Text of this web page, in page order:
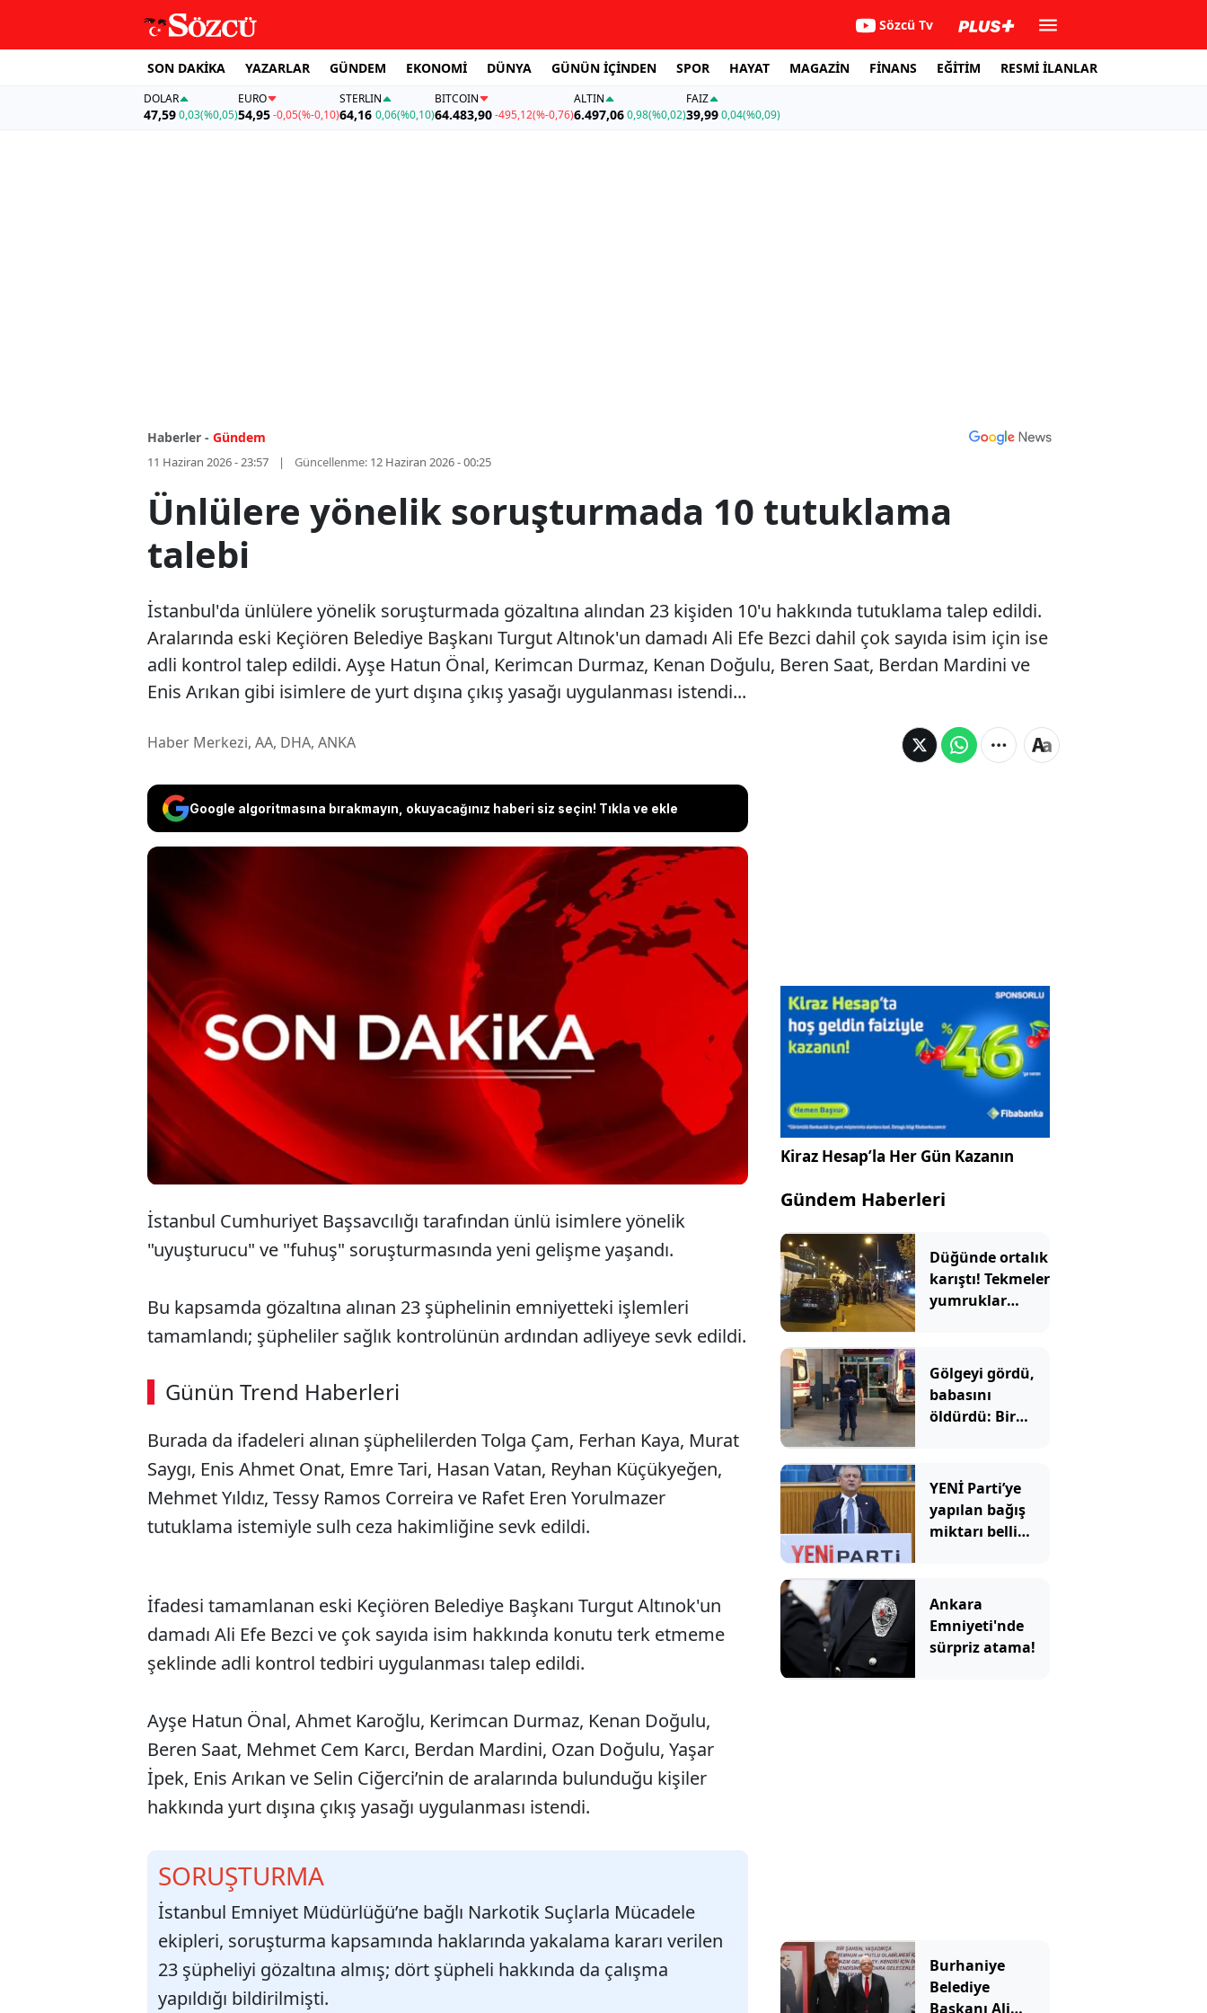
Sözcü Tv
SON DAKİKA YAZARLAR GÜNDEM EKONOMİ DÜNYA GÜNÜN İÇİNDEN SPOR HAYAT MAGAZİN FİNANS EĞİTİM RESMİ İLANLAR
DOLAR
47,590,03(%0,05)
EURO
54,95 -0,05(%-0,10)
STERLIN
64,16 0,06(%0,10)
BITCOIN
64.483,90-495,12(%-0,76)
ALTIN
6.497,060,98(%0,02)
FAİZ
39,990,04(%0,09)
Haberler - Gündem
11 Haziran 2026 - 23:57 Güncellenme: 12 Haziran 2026 - 00:25
Ünlülere yönelik soruşturmada 10 tutuklama
talebi
İstanbul'da ünlülere yönelik soruşturmada gözaltına alından 23 kişiden 10'u hakkında tutuklama talep edildi.
Aralarında eski Keçiören Belediye Başkanı Turgut Altınok'un damadı Ali Efe Bezci dahil çok sayıda isim için ise
adli kontrol talep edildi. Ayşe Hatun Önal, Kerimcan Durmaz, Kenan Doğulu, Beren Saat, Berdan Mardini ve
Enis Arıkan gibi isimlere de yurt dışına çıkış yasağı uygulanması istendi...
Haber Merkezi, AA, DHA, ANKA
Google algoritmasına bırakmayın, okuyacağınız haberi siz seçin! Tıkla ve ekle
İstanbul'da ünlülere yönelik soruşturmada gözaltına alından 23 kişiden
10'u hakkında tutuklama talep edildi. Aralarında eski Keçiören Belediye
Başkanı Turgut Altınok'un damadı Ali Efe Bezci dahil çok sayıda isim için
ise adli kontrol talep edildi. Ayşe Hatun Önal, Kerimcan Durmaz, Kenan
Doğulu, Beren Saat, Berdan Mardini ve Enis Arıkan gibi isimlere de yurt
dışına çıkış yasağı uygulanması istendi...
İstanbul Cumhuriyet Başsavcılığı tarafından ünlü isimlere yönelik
"uyuşturucu" ve "fuhuş" soruşturmasında yeni gelişme yaşandı.
Bu kapsamda gözaltına alınan 23 şüphelinin emniyetteki işlemleri
tamamlandı; şüpheliler sağlık kontrolünün ardından adliyeye sevk edildi.
Günün Trend Haberleri
Burada da ifadeleri alınan şüphelilerden Tolga Çam, Ferhan Kaya, Murat
Saygı, Enis Ahmet Onat, Emre Tari, Hasan Vatan, Reyhan Küçükyeğen,
Mehmet Yıldız, Tessy Ramos Correira ve Rafet Eren Yorulmazer
tutuklama istemiyle sulh ceza hakimliğine sevk edildi.
İfadesi tamamlanan eski Keçiören Belediye Başkanı Turgut Altınok'un
damadı Ali Efe Bezci ve çok sayıda isim hakkında konutu terk etmeme
şeklinde adli kontrol tedbiri uygulanması talep edildi.
Ayşe Hatun Önal, Ahmet Karoğlu, Kerimcan Durmaz, Kenan Doğulu,
Beren Saat, Mehmet Cem Karcı, Berdan Mardini, Ozan Doğulu, Yaşar
İpek, Enis Arıkan ve Selin Ciğerci’nin de aralarında bulunduğu kişiler
hakkında yurt dışına çıkış yasağı uygulanması istendi.
SORUŞTURMA
İstanbul Emniyet Müdürlüğü’ne bağlı Narkotik Suçlarla Mücadele
ekipleri, soruşturma kapsamında haklarında yakalama kararı verilen
23 şüpheliyi gözaltına almış; dört şüpheli hakkında da çalışma
yapıldığı bildirilmişti.
Kiraz Hesap’la Her Gün Kazanın
Gündem Haberleri
Düğünde ortalık
karıştı! Tekmeler
yumruklar
Gölgeyi gördü,
babasını
öldürdü: Bir
YENİ Parti’ye
yapılan bağış
miktarı belli
Ankara
Emniyeti'nde
sürpriz atama!
Burhaniye
Belediye
Başkanı Ali